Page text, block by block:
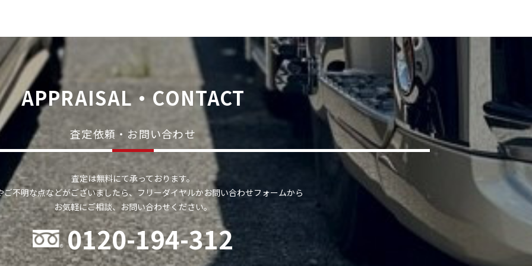
APPRAISAL・CONTACT
査定依頼・お問い合わせ
査定は無料にて承っております。
ご不明な点などがございましたら、フリーダイヤルかお問い合わせフォームから
お気軽にご相談、お問い合わせください。
0120-194-312